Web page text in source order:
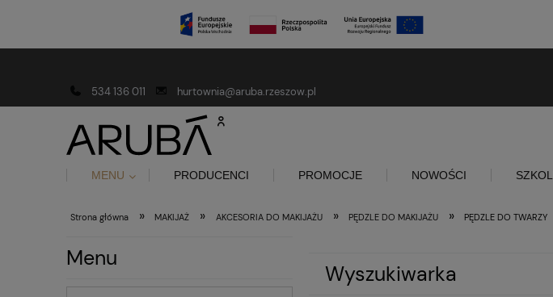
534 136 011
hurtownia@aruba.rzeszow.pl
MENU PRODUCENCI PROMOCJE NOWOŚCI
Strona główna » MAKIJAŻ » AKCESORIA DO MAKIJAŻU » PĘDZLE DO MAKIJAŻU » PĘDZLE DO TWARZY
Menu
Wyszukiwarka